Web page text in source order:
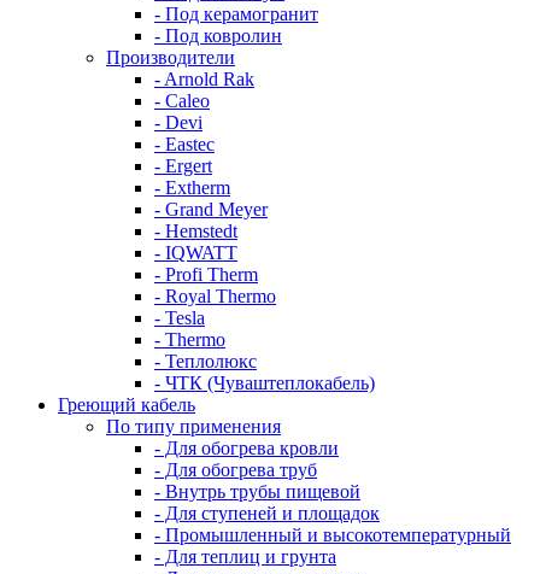
- Под керамогранит
- Под ковролин
Производители
- Arnold Rak
- Caleo
- Devi
- Eastec
- Ergert
- Extherm
- Grand Meyer
- Hemstedt
- IQWATT
- Profi Therm
- Royal Thermo
- Tesla
- Thermo
- Теплолюкс
- ЧТК (Чуваштеплокабель)
Греющий кабель
По типу применения
- Для обогрева кровли
- Для обогрева труб
- Внутрь трубы пищевой
- Для ступеней и площадок
- Промышленный и высокотемпературный
- Для теплиц и грунта